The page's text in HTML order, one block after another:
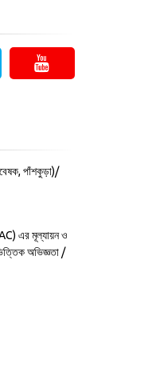
পাঁশকুড়া)/
এর মূল্যায়ন ও
অভিজ্ঞতা /